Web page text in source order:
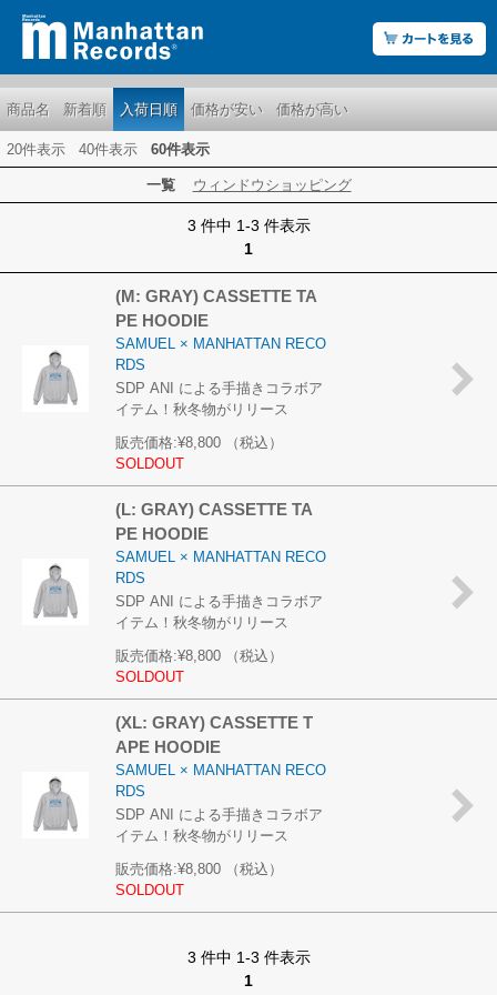
商品名 新着順 入荷日順 価格が安い 価格が高い
20件表示 40件表示 60件表示
一覧 ウィンドウショッピング
3 件中 1-3 件表示
1
(M: GRAY) CASSETTE TA
PE HOODIE
SAMUEL × MANHATTAN RECO
RDS
SDP ANI による手描きコラボア
イテム！秋冬物がリリース
販売価格:¥8,800
（税込）
SOLDOUT
(L: GRAY) CASSETTE TA
PE HOODIE
SAMUEL × MANHATTAN RECO
RDS
SDP ANI による手描きコラボア
イテム！秋冬物がリリース
販売価格:¥8,800
（税込）
SOLDOUT
(XL: GRAY) CASSETTE T
APE HOODIE
SAMUEL × MANHATTAN RECO
RDS
SDP ANI による手描きコラボア
イテム！秋冬物がリリース
販売価格:¥8,800
（税込）
SOLDOUT
3 件中 1-3 件表示
1